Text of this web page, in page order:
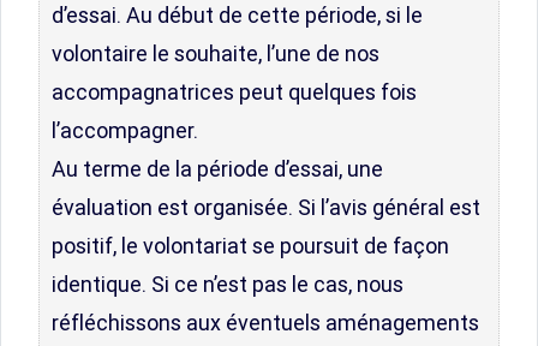
d’essai. Au début de cette période, si le
volontaire le souhaite, l’une de nos
accompagnatrices peut quelques fois
l’accompagner.
Au terme de la période d’essai, une
évaluation est organisée. Si l’avis général est
positif, le volontariat se poursuit de façon
identique. Si ce n’est pas le cas, nous
réfléchissons aux éventuels aménagements